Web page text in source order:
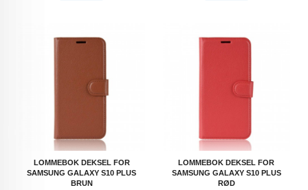
LOMMEBOK DEKSEL FOR
SAMSUNG GALAXY S10 PLUS
BRUN
LOMMEBOK DEKSEL FOR
SAMSUNG GALAXY S10 PLUS
RØD